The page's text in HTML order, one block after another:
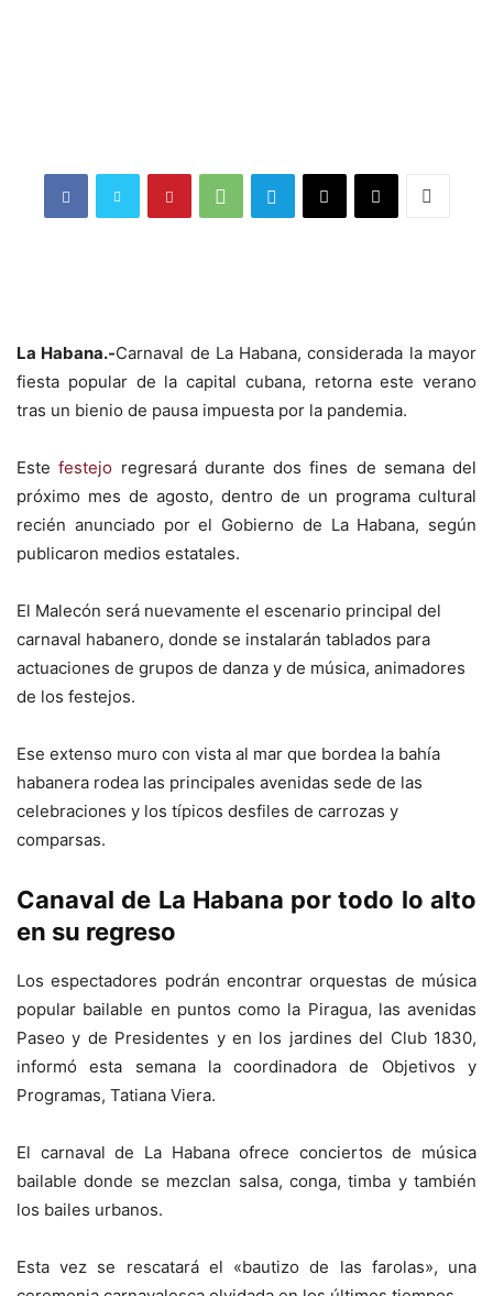
La Habana.-Carnaval de La Habana, considerada la mayor
fiesta popular de la capital cubana, retorna este verano
tras un bienio de pausa impuesta por la pandemia.
Estefestejo regresará durante dos fines de semana del
próximo mes de agosto, dentro de un programa cultural
recién anunciado por el Gobierno de La Habana, según
publicaron medios estatales.
El Malecón será nuevamente el escenario principal del
carnaval habanero, donde se instalarán tablados para
actuaciones de grupos de danza y de música, animadores
de los festejos.
Ese extenso muro con vista al mar que bordea la bahía
habanera rodea las principales avenidas sede de las
celebraciones y los típicos desfiles de carrozas y
comparsas.
Canaval de La Habana por todo lo alto
en su regreso
Los espectadores podrán encontrar orquestas de música
popular bailable en puntos como la Piragua, las avenidas
Paseo y de Presidentes y en los jardines del Club 1830,
informó esta semana la coordinadora de Objetivos y
Programas, Tatiana Viera.
El carnaval de La Habana ofrece conciertos de música
bailable donde se mezclan salsa, conga, timba y también
los bailes urbanos.
Esta vez se rescatará el «bautizo de las farolas», una